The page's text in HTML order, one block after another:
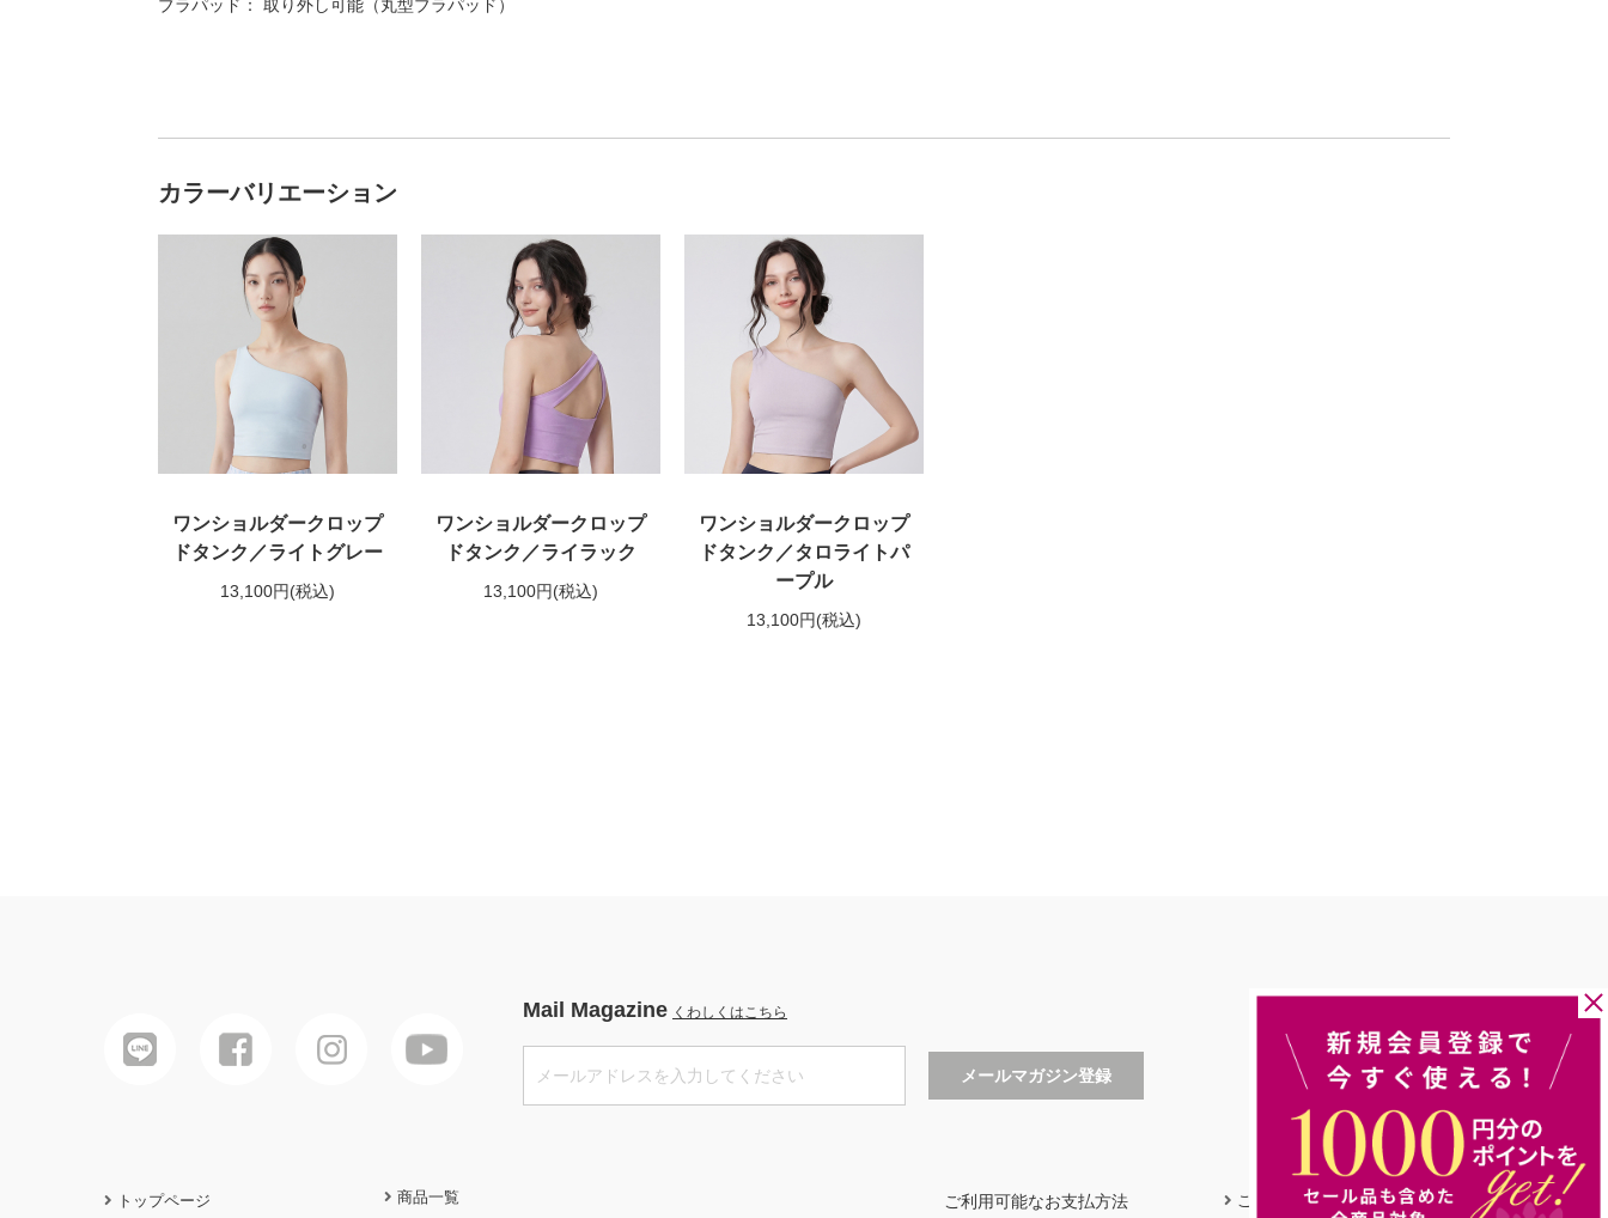
ブラパッド： 取り外し可能（丸型ブラパッド）
カラーバリエーション
ワンショルダークロップ
ドタンク／ライトグレー
13,100円(税込)
ワンショルダークロップ
ドタンク／ライラック
13,100円(税込)
ワンショルダークロップ
ドタンク／タロライトパ
ープル
13,100円(税込)
Mail Magazine くわしくはこちら
トップページ 商品一覧 ご利用可能なお支払方法 ご利用ガイド